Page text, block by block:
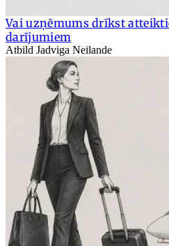
Vai uzņēmums drīkst
darījumiem
Atbild Jadviga Neilande